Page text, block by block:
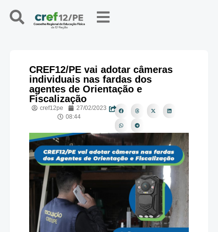
CREF12/PE vai adotar câmeras
individuais nas fardas dos
agentes de Orientação e
Fiscalização
cref12pe
27/02/2023
08:44